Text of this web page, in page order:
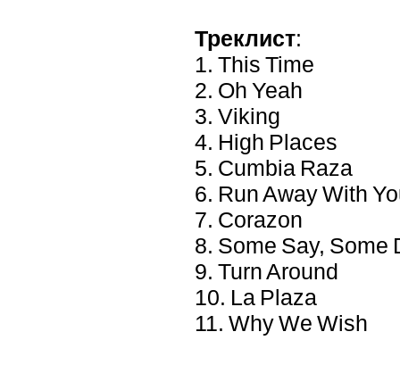
Треклист:
1. This Time
2. Oh Yeah
3. Viking
4. High Places
5. Cumbia Raza
6. Run Away With
7. Corazon
8. Some Say, Some
9. Turn Around
10. La Plaza
11. Why We Wish